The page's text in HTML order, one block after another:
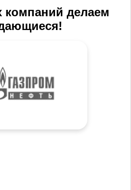
компаний делаем